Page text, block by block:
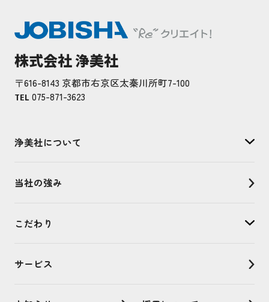
株式会社 浄美社
〒616-8143 京都市右京区太秦川所町7-100
TEL 075-871-3623
浄美社について
当社の強み
こだわり
サービス